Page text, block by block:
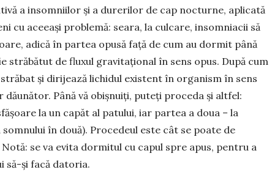
a in­som­niilor și a durerilor de cap nocturne, apli­cată
cu aceeași pro­ble­mă: seara, la culcare, insomniacii să
adi­că în par­tea opusă față de cum au dormit până
străbătut de flu­xul gravi­tațional în sens opus. După cum
și dirijează lichidul exis­tent în organism în sens
Până vă obișnuiți, puteți proceda și altfel:
la un capăt al patului, iar partea a doua – la
în două). Procedeul este cât se poate de
se va evi­ta dormi­tul cu ca­pul spre apus, pentru a
să-și facă datoria.